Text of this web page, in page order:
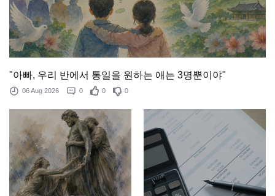
"아빠, 우리 반에서 통일을 원하는 애는 3명뿐이야"
06 Aug 2026 0 0 0